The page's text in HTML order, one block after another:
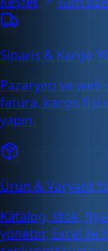
Sipariş & Kargo
Pazaryeri ve web
fatura, kargo fişi
yapın.
Ürün & Varyant
Katalog, stok,
yönetin; Excel ile
senkronizasyonu.